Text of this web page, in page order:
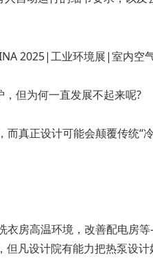
但为何一直发展不起来呢?
真正设计可能会颠覆传统“
房高温环境，改善配电房
凡设计院有能力把热泵设